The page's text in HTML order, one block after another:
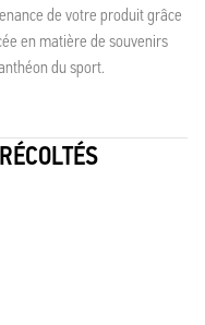
de votre produit grâce
en matière de souvenirs
du sport.